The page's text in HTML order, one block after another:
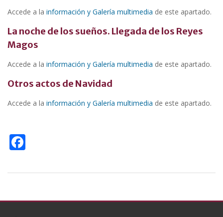
Accede a la información y Galería multimedia de este apartado.
La noche de los sueños. Llegada de los Reyes
Magos
Accede a la información y Galería multimedia de este apartado.
Otros actos de Navidad
Accede a la información y Galería multimedia de este apartado.
e
o